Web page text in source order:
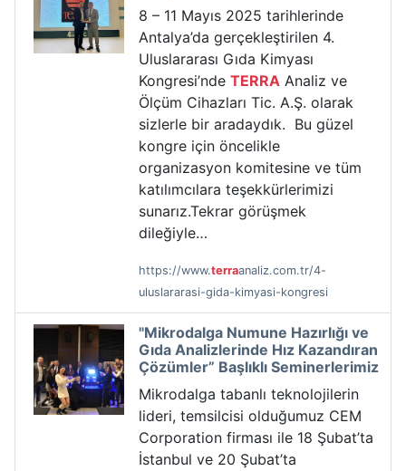
8 – 11 Mayıs 2025 tarihlerinde
Antalya’da gerçekleştirilen 4.
Uluslararası Gıda Kimyası
Kongresi’nde TERRA Analiz ve
Ölçüm Cihazları Tic. A.Ş. olarak
sizlerle bir aradaydık. Bu güzel
kongre için öncelikle
organizasyon komitesine ve tüm
katılımcılara teşekkürlerimizi
sunarız.Tekrar görüşmek
dileğiyle…
https://www.terraanaliz.com.tr/4-
uluslararasi-gida-kimyasi-kongresi
"Mikrodalga Numune Hazırlığı ve
Gıda Analizlerinde Hız Kazandıran
Çözümler” Başlıklı Seminerlerimiz
Mikrodalga tabanlı teknolojilerin
lideri, temsilcisi olduğumuz CEM
Corporation firması ile 18 Şubat’ta
İstanbul ve 20 Şubat’ta